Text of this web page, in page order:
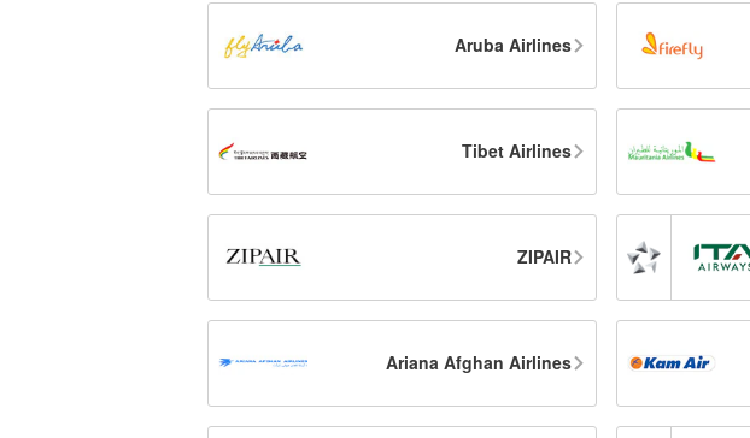
Aruba Airlines
Tibet Airlines
ZIPAIR
Ariana Afghan Airlines